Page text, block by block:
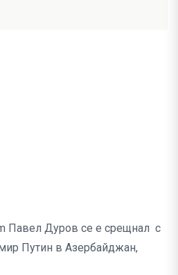
Павел Дуров се е срещнал с
Путин в Азербайджан,